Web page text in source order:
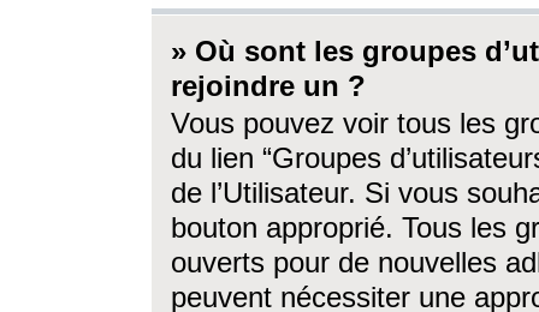
» Où sont les groupes
rejoindre un ?
Vous pouvez voir tous les
du lien “Groupes
de l’Utilisateur. Si vous
bouton approprié. Tous les
ouverts pour de nouvelles
peuvent nécessiter une